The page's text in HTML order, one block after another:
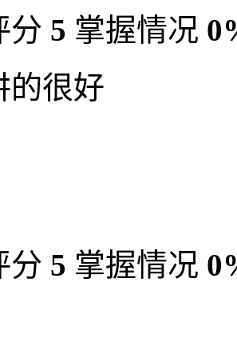
分 5 掌握情况
的很好
分 5 掌握情况